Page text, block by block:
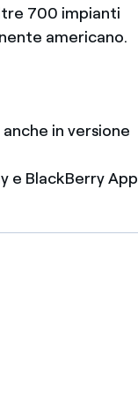
700 impianti
americano.
in versione
e BlackBerry App